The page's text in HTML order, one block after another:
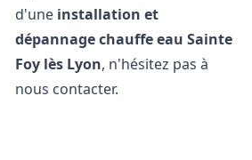
d'une installation et
dépannage chauffe eau Sainte
Foy lès Lyon, n'hésitez pas à
nous contacter.